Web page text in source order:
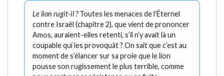
Le lion rugit-il ?Toutes les menaces de l’Éternel
contre Israël (chapitre 2), que vient de prononcer
Amos, auraient-elles retenti, s’il n’y avait là un
coupable qui les provoquât ? On sait que c’est au
moment de s’élancer sur sa proie que le lion
pousse son rugissement le plus terrible, comme